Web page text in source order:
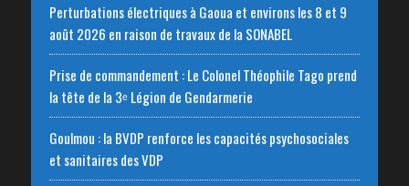
Perturbations électriques à Gaoua et environs les 8 et 9
août 2026 en raison de travaux de la SONABEL
Prise de commandement : Le Colonel Théophile Tago prend
la tête de la 3ᵉ Légion de Gendarmerie
Goulmou : la BVDP renforce les capacités psychosociales
et sanitaires des VDP